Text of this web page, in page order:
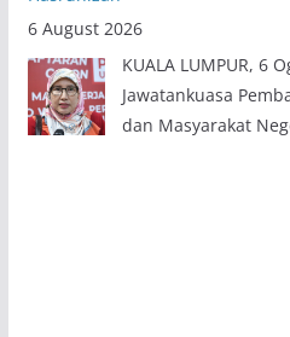
6 August 2026
KUALA LUMPUR, 6
Jawatankuasa
dan Masyarakat